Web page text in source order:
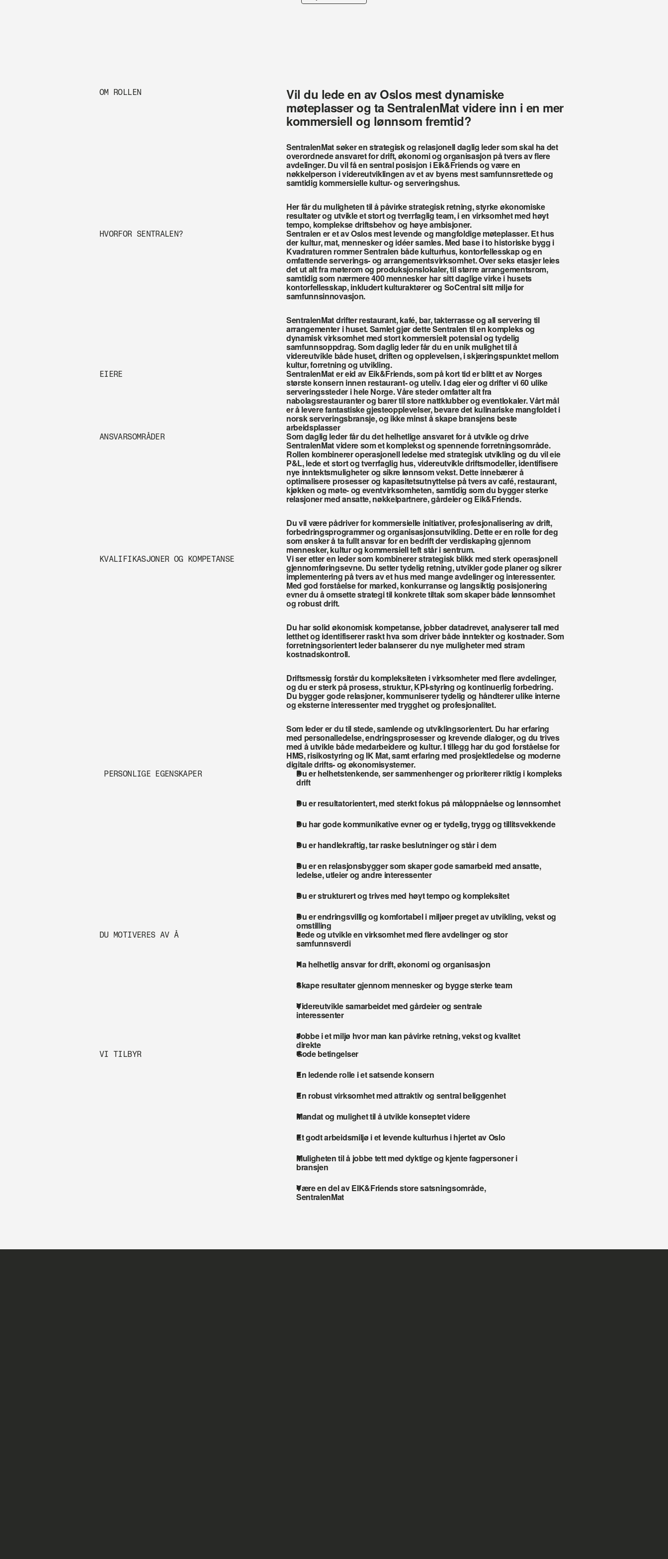
OM ROLLEN Vil du lede en av Oslos mest dynamiske
møteplasser og ta SentralenMat videre inn i en mer
kommersiell og lønnsom fremtid?
SentralenMat søker en strategisk og relasjonell daglig leder som skal ha det
overordnede ansvaret for drift, økonomi og organisasjon på tvers av flere
avdelinger. Du vil få en sentral posisjon i Eik&Friends og være en
nøkkelperson i videreutviklingen av et av byens mest samfunnsrettede og
samtidig kommersielle kultur- og serveringshus.
Her får du muligheten til å påvirke strategisk retning, styrke økonomiske
resultater og utvikle et stort og tverrfaglig team, i en virksomhet med høyt
tempo, komplekse driftsbehov og høye ambisjoner.
HVORFOR SENTRALEN? Sentralen er et av Oslos mest levende og mangfoldige møteplasser. Et hus
der kultur, mat, mennesker og idéer samles. Med base i to historiske bygg i
Kvadraturen rommer Sentralen både kulturhus, kontorfellesskap og en
omfattende serverings- og arrangementsvirksomhet. Over seks etasjer leies
det ut alt fra møterom og produksjonslokaler, til større arrangementsrom,
samtidig som nærmere 400 mennesker har sitt daglige virke i husets
kontorfellesskap, inkludert kulturaktører og SoCentral sitt miljø for
samfunnsinnovasjon.
SentralenMat drifter restaurant, kafé, bar, takterrasse og all servering til
arrangementer i huset. Samlet gjør dette Sentralen til en kompleks og
dynamisk virksomhet med stort kommersielt potensial og tydelig
samfunnsoppdrag. Som daglig leder får du en unik mulighet til å
videreutvikle både huset, driften og opplevelsen, i skjæringspunktet mellom
kultur, forretning og utvikling.
EIERE SentralenMat er eid av Eik&Friends, som på kort tid er blitt et av Norges
største konsern innen restaurant- og uteliv. I dag eier og drifter vi 60 ulike
serveringssteder i hele Norge. Våre steder omfatter alt fra
nabolagsrestauranter og barer til store nattklubber og eventlokaler. Vårt mål
er å levere fantastiske gjesteopplevelser, bevare det kulinariske mangfoldet i
norsk serveringsbransje, og ikke minst å skape bransjens beste
arbeidsplasser
ANSVARSOMRÅDER Som daglig leder får du det helhetlige ansvaret for å utvikle og drive
SentralenMat videre som et komplekst og spennende forretningsområde.
Rollen kombinerer operasjonell ledelse med strategisk utvikling og du vil eie
P&L, lede et stort og tverrfaglig hus, videreutvikle driftsmodeller, identifisere
nye inntektsmuligheter og sikre lønnsom vekst. Dette innebærer å
optimalisere prosesser og kapasitetsutnyttelse på tvers av café, restaurant,
kjøkken og møte- og eventvirksomheten, samtidig som du bygger sterke
relasjoner med ansatte, nøkkelpartnere, gårdeier og Eik&Friends.
Du vil være pådriver for kommersielle initiativer, profesjonalisering av drift,
forbedringsprogrammer og organisasjonsutvikling. Dette er en rolle for deg
som ønsker å ta fullt ansvar for en bedrift der verdiskaping gjennom
mennesker, kultur og kommersiell teft står i sentrum.
KVALIFIKASJONER OG KOMPETANSE Vi ser etter en leder som kombinerer strategisk blikk med sterk operasjonell
gjennomføringsevne. Du setter tydelig retning, utvikler gode planer og sikrer
implementering på tvers av et hus med mange avdelinger og interessenter.
Med god forståelse for marked, konkurranse og langsiktig posisjonering
evner du å omsette strategi til konkrete tiltak som skaper både lønnsomhet
og robust drift.
Du har solid økonomisk kompetanse, jobber datadrevet, analyserer tall med
letthet og identifiserer raskt hva som driver både inntekter og kostnader. Som
forretningsorientert leder balanserer du nye muligheter med stram
kostnadskontroll.
Driftsmessig forstår du kompleksiteten i virksomheter med flere avdelinger,
og du er sterk på prosess, struktur, KPI-styring og kontinuerlig forbedring.
Du bygger gode relasjoner, kommuniserer tydelig og håndterer ulike interne
og eksterne interessenter med trygghet og profesjonalitet.
Som leder er du til stede, samlende og utviklingsorientert. Du har erfaring
med personalledelse, endringsprosesser og krevende dialoger, og du trives
med å utvikle både medarbeidere og kultur. I tillegg har du god forståelse for
HMS, risikostyring og IK Mat, samt erfaring med prosjektledelse og moderne
digitale drifts- og økonomisystemer.
PERSONLIGE EGENSKAPER Du er helhetstenkende, ser sammenhenger og prioriterer riktig i kompleks
drift
Du er resultatorientert, med sterkt fokus på måloppnåelse og lønnsomhet
Du har gode kommunikative evner og er tydelig, trygg og tillitsvekkende
Du er handlekraftig, tar raske beslutninger og står i dem
Du er en relasjonsbygger som skaper gode samarbeid med ansatte,
ledelse, utleier og andre interessenter
Du er strukturert og trives med høyt tempo og kompleksitet
Du er endringsvillig og komfortabel i miljøer preget av utvikling, vekst og
omstilling
DU MOTIVERES AV Å Lede og utvikle en virksomhet med flere avdelinger og stor
samfunnsverdi
Ha helhetlig ansvar for drift, økonomi og organisasjon
Skape resultater gjennom mennesker og bygge sterke team
Videreutvikle samarbeidet med gårdeier og sentrale
interessenter
Jobbe i et miljø hvor man kan påvirke retning, vekst og kvalitet
direkte
VI TILBYR
Gode betingelser
En ledende rolle i et satsende konsern
En robust virksomhet med attraktiv og sentral beliggenhet
Mandat og mulighet til å utvikle konseptet videre
Et godt arbeidsmiljø i et levende kulturhus i hjertet av Oslo
Muligheten til å jobbe tett med dyktige og kjente fagpersoner i
bransjen
Være en del av EIK&Friends store satsningsområde,
SentralenMat